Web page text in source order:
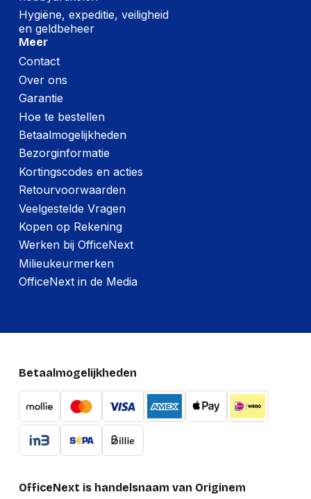
Hygiëne, expeditie, veiligheid
en geldbeheer
Meer
Contact
Over ons
Garantie
Hoe te bestellen
Betaalmogelijkheden
Bezorginformatie
Kortingscodes en acties
Retourvoorwaarden
Veelgestelde Vragen
Kopen op Rekening
Werken bij OfficeNext
Milieukeurmerken
OfficeNext in de Media
Betaalmogelijkheden
OfficeNext is handelsnaam van Originem